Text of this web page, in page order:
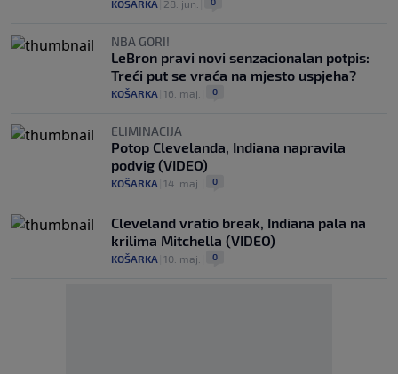
KOŠARKA 28. jun.
NBA GORI!
LeBron pravi novi senzacionalan potpis:
Treći put se vraća na mjesto uspjeha?
KOŠARKA 16. maj. 0
ELIMINACIJA
Potop Clevelanda, Indiana napravila
podvig (VIDEO)
KOŠARKA 14. maj. 0
Cleveland vratio break, Indiana pala na
krilima Mitchella (VIDEO)
KOŠARKA 10. maj. 0